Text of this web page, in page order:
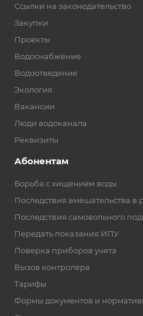
Ссылки на законодательство
Закупки
Проекты
Водоснабжение
Водоотведение
Экология
Вакансии
Люди водоканала
Реквизиты
Абонентам
Борьба с хищением воды
Последствия вмешательства в
Последствия самовольного
Передать показания ИПУ
Поверка приборов учета
Вызов контролера
Тарифы
Формы документов и